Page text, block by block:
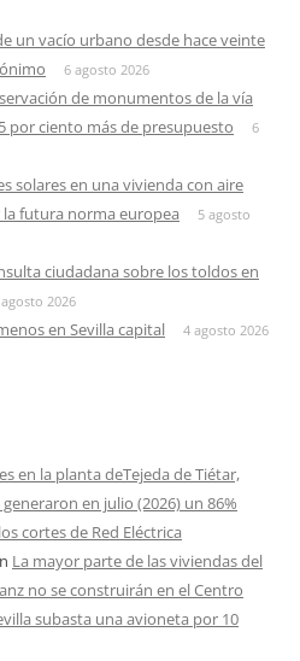
un vacío urbano desde hace veinte
6 agosto 2026
de monumentos de la vía
por ciento más de presupuesto
6
solares en una vivienda con aire
futura norma europea
5 agosto
ciudadana sobre los toldos en
2026
en Sevilla capital 4 agosto 2026
en la planta deTejeda de Tiétar,
en julio (2026) un 86%
cortes de Red Eléctrica
La mayor parte de las viviendas del
no se construirán en el Centro
subasta una avioneta por 10